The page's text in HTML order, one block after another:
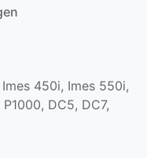
450i, Imes 550i,
DC5, DC7,